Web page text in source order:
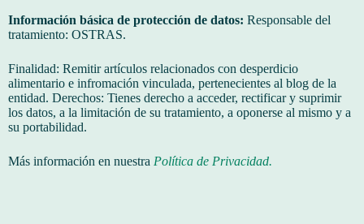
Información básica de protección de datos: Responsable del
tratamiento: OSTRAS.
Finalidad: Remitir artículos relacionados con desperdicio
alimentario e infromación vinculada, pertenecientes al blog de la
entidad. Derechos: Tienes derecho a acceder, rectificar y suprimir
los datos, a la limitación de su tratamiento, a oponerse al mismo y a
su portabilidad.
Más información en nuestra Política de Privacidad.